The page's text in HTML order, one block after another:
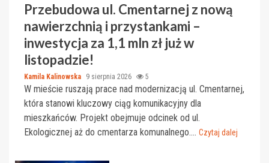
Przebudowa ul. Cmentarnej z nową
nawierzchnią i przystankami –
inwestycja za 1,1 mln zł już w
listopadzie!
Kamila Kalinowska 9 sierpnia 2026 5
W mieście ruszają prace nad modernizacją ul. Cmentarnej,
która stanowi kluczowy ciąg komunikacyjny dla
mieszkańców. Projekt obejmuje odcinek od ul.
Ekologicznej aż do cmentarza komunalnego.... Czytaj dalej